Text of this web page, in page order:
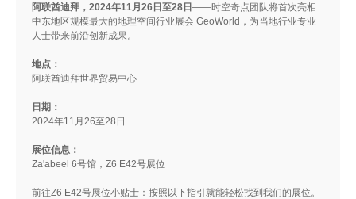
阿联酋迪拜，2024年11月26日至28日——时空奇点团队将首次亮相
中东地区规模最大的地理空间行业展会 GeoWorld，为当地行业专业
人士带来前沿创新成果。
地点：
阿联酋迪拜世界贸易中心
日期：
2024年11月26至28日
展位信息：
Za'abeel 6号馆，Z6 E42号展位
前往Z6 E42号展位小贴士：按照以下指引就能轻松找到我们的展位。